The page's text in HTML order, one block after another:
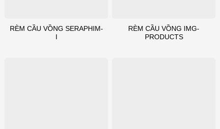
RÈM CẦU VỒNG SERAPHIM-
RÈM CẦU VỒNG IMG-
PRODUCTS